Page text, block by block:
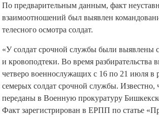
По предварительным данным, факт
взаимоотношений был выявлен
телесного осмотра солдат.
«У солдат срочной службы были выявлены
и кровоподтеки. Во время разбирательства
четверо военнослужащих с 16 по 21 июля в
семерых солдат срочной службы. Известно,
переданы в Военную прокуратуру
Факт зарегистрирован в ЕРПП по статье